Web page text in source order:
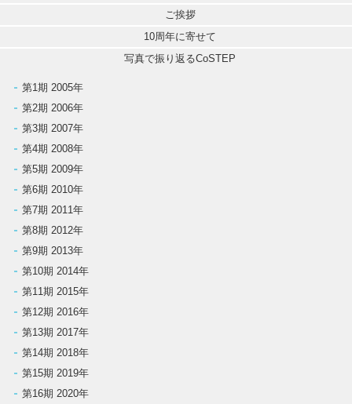
シ
ョ
ン
ご挨拶
10周年に寄せて
写真で振り返るCoSTEP
第1期 2005年
第2期 2006年
第3期 2007年
第4期 2008年
第5期 2009年
第6期 2010年
第7期 2011年
第8期 2012年
第9期 2013年
第10期 2014年
第11期 2015年
第12期 2016年
第13期 2017年
第14期 2018年
第15期 2019年
第16期 2020年